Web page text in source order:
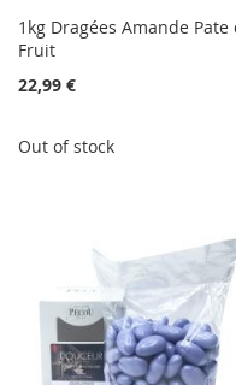
1kg Dragées Amande Pate
Fruit
22,99 €
Out of stock